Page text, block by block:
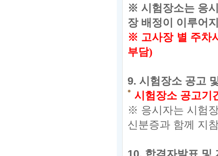
※ 시험장소는 응
장 배정이 이루어
※ 고사장 별 주차
부담)
9. 시험장소 공고
시험장소 공고기
※ 응시자는 시험
신분증과 함께 지